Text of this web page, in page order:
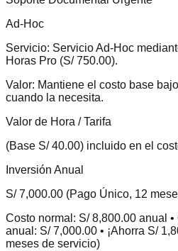
Ad-Hoc
Servicio: Servicio Ad-Hoc
Horas Pro (S/ 750.00).
Valor: Mantiene el costo base
cuando la necesita.
Valor de Hora / Tarifa
(Base S/ 40.00) incluido en el
Inversión Anual
S/ 7,000.00 (Pago Único, 12
Costo normal: S/ 8,800.00 anual
anual: S/ 7,000.00 • ¡Ahorra S/
meses de servicio)